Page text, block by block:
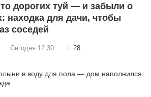
дорогих туй — и забыли о
находка для дачи, чтобы
соседей
Сегодня 12:30 28